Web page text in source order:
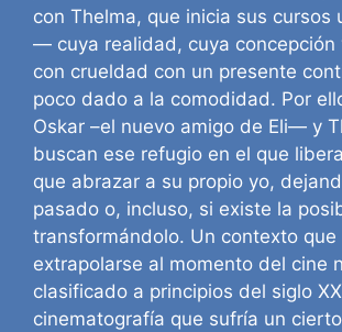
con Thelma, que inicia sus cursos
— cuya realidad, cuya concepción
con crueldad con un presente
poco dado a la comodidad. Por
Oskar –el nuevo amigo de Eli— y
buscan ese refugio en el que
que abrazar a su propio yo,
pasado o, incluso, si existe la
transformándolo. Un contexto que
extrapolarse al momento del cine
clasificado a principios del siglo
cinematografía que sufría un cierto